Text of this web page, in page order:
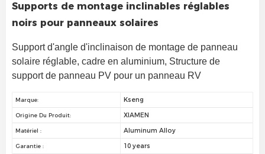
Supports de montage inclinables réglables
noirs pour panneaux solaires
Support d'angle d'inclinaison de montage de panneau
solaire réglable, cadre en aluminium, Structure de
support de panneau PV pour un panneau RV
Marque: Kseng
Origine Du Produit: XIAMEN
Matériel : Aluminum Alloy
Garantie : 10 years